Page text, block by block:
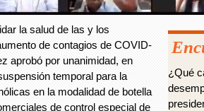
la salud de las y los
de contagios de COVID-
aprobó por unanimidad, en
temporal para la
en la modalidad de botella
de control especial de
¿Qué